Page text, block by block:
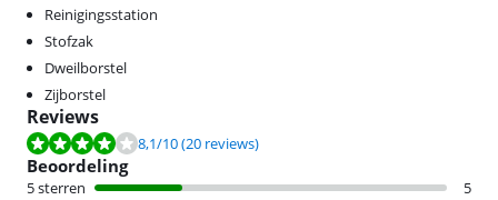
Reinigingsstation
Stofzak
Dweilborstel
Zijborstel
Reviews
Beoordeling is 8,1 van de 10, gebaseerd op 20 reviews.
8,1/10(20 reviews)
Beoordeling
5 sterren
5